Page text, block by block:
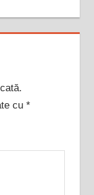
cu *